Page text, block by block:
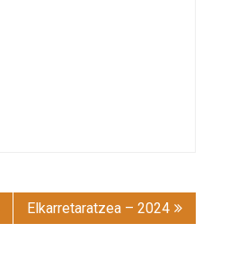
Elkarretaratzea – 2024